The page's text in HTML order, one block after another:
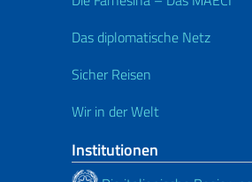
Das diplomatische Netz
Sicher Reisen
Wir in der Welt
Institutionen